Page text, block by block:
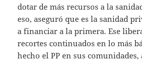
dotar de más recursos a la
eso, aseguró que es la sanidad
a financiar a la primera. Ese
recortes continuados en lo más
hecho el PP en sus